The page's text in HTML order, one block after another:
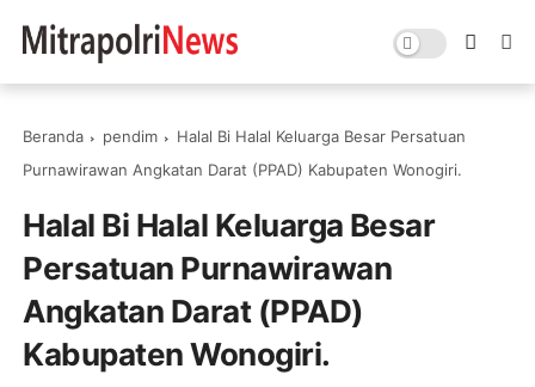
Beranda pendim
Halal Bi Halal Keluarga Besar Persatuan
Purnawirawan Angkatan Darat (PPAD) Kabupaten Wonogiri.
Halal Bi Halal Keluarga Besar
Persatuan Purnawirawan
Angkatan Darat (PPAD)
Kabupaten Wonogiri.